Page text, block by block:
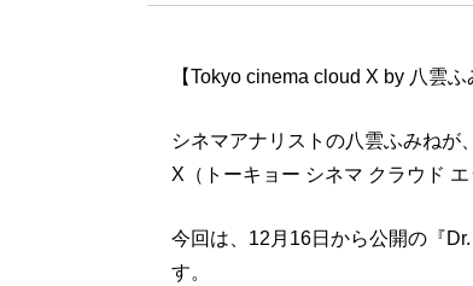
【Tokyo cinema cloud X by 八雲
シネマアナリストの八雲ふみねが
X（トーキョー シネマ クラウド エ
今回は、12月16日から公開の『
す。